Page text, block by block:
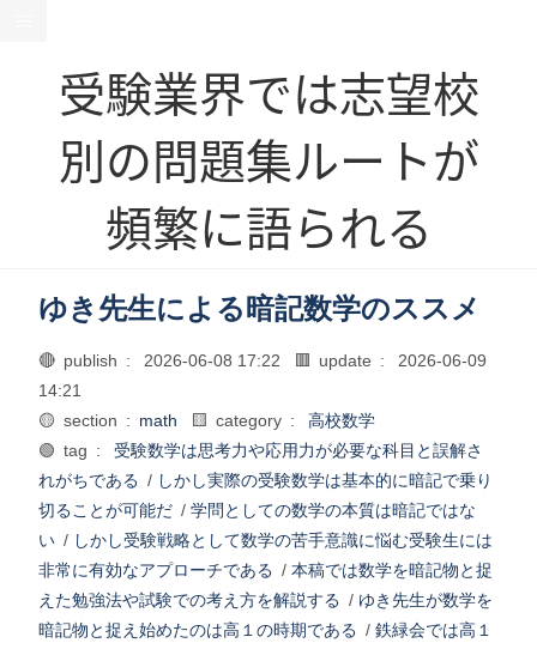
受験業界では志望校
別の問題集ルートが
頻繁に語られる
ゆき先生による暗記数学のススメ
🔴 publish : 2026-06-08 17:22 🟥 update :
2026-06-09
14:21
🟡 section : math 🟨 category :
高校数学
🟢 tag :
受験数学は思考力や応用力が必要な科目と誤解さ
れがちである / しかし実際の受験数学は基本的に暗記で乗り
切ることが可能だ / 学問としての数学の本質は暗記ではな
い / しかし受験戦略として数学の苦手意識に悩む受験生には
非常に有効なアプローチである / 本稿では数学を暗記物と捉
えた勉強法や試験での考え方を解説する / ゆき先生が数学を
暗記物と捉え始めたのは高１の時期である / 鉄緑会では高１